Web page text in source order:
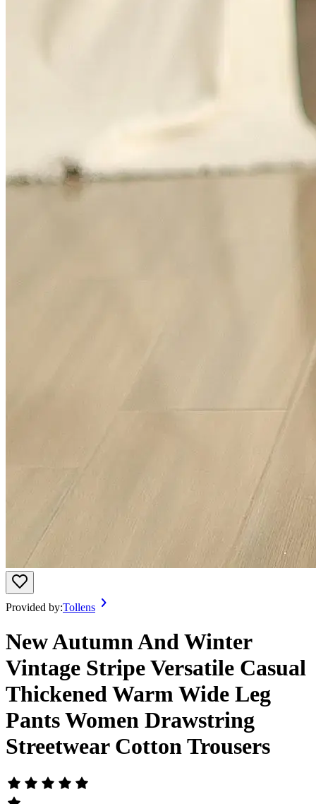
Provided by:Tollens
New Autumn And Winter
Vintage Stripe Versatile Casual
Thickened Warm Wide Leg
Pants Women Drawstring
Streetwear Cotton Trousers